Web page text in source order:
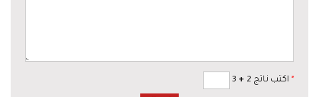
* اكتب ناتج 2 +